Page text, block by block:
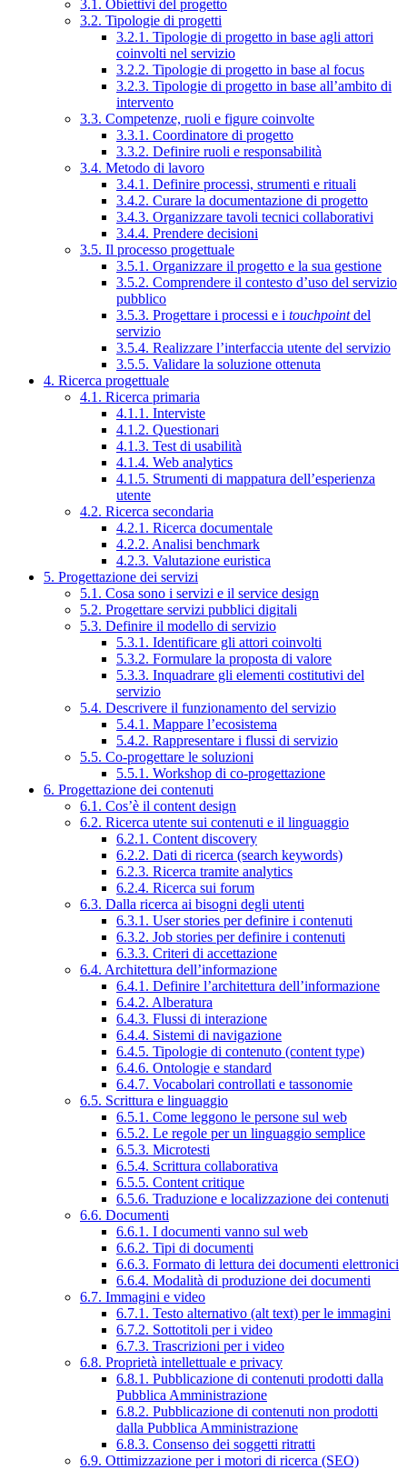
3.1. Obiettivi del progetto
3.2. Tipologie di progetti
3.2.1. Tipologie di progetto in base agli attori
coinvolti nel servizio
3.2.2. Tipologie di progetto in base al focus
3.2.3. Tipologie di progetto in base all’ambito di
intervento
3.3. Competenze, ruoli e figure coinvolte
3.3.1. Coordinatore di progetto
3.3.2. Definire ruoli e responsabilità
3.4. Metodo di lavoro
3.4.1. Definire processi, strumenti e rituali
3.4.2. Curare la documentazione di progetto
3.4.3. Organizzare tavoli tecnici collaborativi
3.4.4. Prendere decisioni
3.5. Il processo progettuale
3.5.1. Organizzare il progetto e la sua gestione
3.5.2. Comprendere il contesto d’uso del servizio
pubblico
3.5.3. Progettare i processi e i touchpointdel
servizio
3.5.4. Realizzare l’interfaccia utente del servizio
3.5.5. Validare la soluzione ottenuta
4. Ricerca progettuale
4.1. Ricerca primaria
4.1.1. Interviste
4.1.2. Questionari
4.1.3. Test di usabilità
4.1.4. Web analytics
4.1.5. Strumenti di mappatura dell’esperienza
utente
4.2. Ricerca secondaria
4.2.1. Ricerca documentale
4.2.2. Analisi benchmark
4.2.3. Valutazione euristica
5. Progettazione dei servizi
5.1. Cosa sono i servizi e il service design
5.2. Progettare servizi pubblici digitali
5.3. Definire il modello di servizio
5.3.1. Identificare gli attori coinvolti
5.3.2. Formulare la proposta di valore
5.3.3. Inquadrare gli elementi costitutivi del
servizio
5.4. Descrivere il funzionamento del servizio
5.4.1. Mappare l’ecosistema
5.4.2. Rappresentare i flussi di servizio
5.5. Co-progettare le soluzioni
5.5.1. Workshop di co-progettazione
6. Progettazione dei contenuti
6.1. Cos’è il content design
6.2. Ricerca utente sui contenuti e il linguaggio
6.2.1. Content discovery
6.2.2. Dati di ricerca (search keywords)
6.2.3. Ricerca tramite analytics
6.2.4. Ricerca sui forum
6.3. Dalla ricerca ai bisogni degli utenti
6.3.1. User stories per definire i contenuti
6.3.2. Job stories per definire i contenuti
6.3.3. Criteri di accettazione
6.4. Architettura dell’informazione
6.4.1. Definire l’architettura dell’informazione
6.4.2. Alberatura
6.4.3. Flussi di interazione
6.4.4. Sistemi di navigazione
6.4.5. Tipologie di contenuto (content type)
6.4.6. Ontologie e standard
6.4.7. Vocabolari controllati e tassonomie
6.5. Scrittura e linguaggio
6.5.1. Come leggono le persone sul web
6.5.2. Le regole per un linguaggio semplice
6.5.3. Microtesti
6.5.4. Scrittura collaborativa
6.5.5. Content critique
6.5.6. Traduzione e localizzazione dei contenuti
6.6. Documenti
6.6.1. I documenti vanno sul web
6.6.2. Tipi di documenti
6.6.3. Formato di lettura dei documenti elettronici
6.6.4. Modalità di produzione dei documenti
6.7. Immagini e video
6.7.1. Testo alternativo (alt text) per le immagini
6.7.2. Sottotitoli per i video
6.7.3. Trascrizioni per i video
6.8. Proprietà intellettuale e privacy
6.8.1. Pubblicazione di contenuti prodotti dalla
Pubblica Amministrazione
6.8.2. Pubblicazione di contenuti non prodotti
dalla Pubblica Amministrazione
6.8.3. Consenso dei soggetti ritratti
6.9. Ottimizzazione per i motori di ricerca (SEO)